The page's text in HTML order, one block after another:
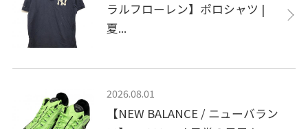
ラルフローレン】ポロシャツ |
夏...
2026.08.01
【NEW BALANCE / ニューバラン